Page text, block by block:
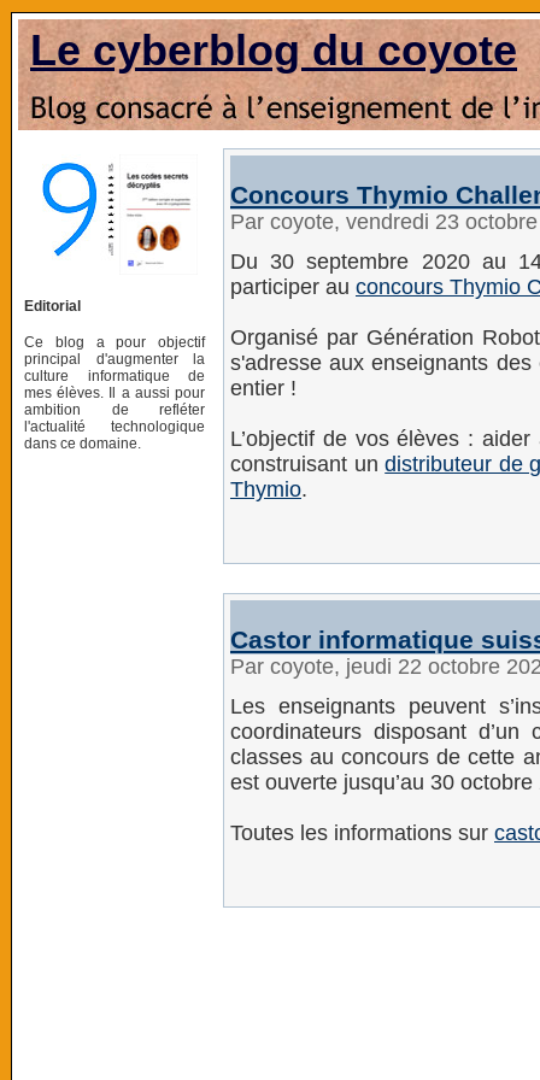
Le cyberblog du coyote
Editorial
Ce blog a pour objectif
principal d'augmenter la
culture informatique de
mes élèves. Il a aussi pour
ambition de refléter
l'actualité technologique
dans ce domaine.
Concours Thymio
Par coyote, vendredi 23
Du 30 septembre 2020 au
participer au concours Thymio
Organisé par Génération
s'adresse aux enseignants
entier !
L’objectif de vos élèves :
construisant undistributeur de
Thymio.
Castor informatique
Par coyote, jeudi 22 octobre
Les enseignants peuvent
coordinateurs disposant
classes au concours de cette
est ouverte jusqu’au 30 octobre
Toutes les informations sur